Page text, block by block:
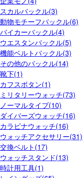
スカルバックル(3)
動物モチーフバックル(6)
バイカーバックル(4)
ウエスタンバックル(5)
機能ベルトバックル(3)
その他のバックル(14)
靴下(1)
カフスボタン(1)
ミリタリーウォッチ(73)
ノーマルタイプ(10)
ダイバーズウォッチ(16)
カラビナウォッチ(16)
ウォッチアクセサリー(31)
交換ベルト(17)
ウォッチスタンド(13)
時計用工具(1)